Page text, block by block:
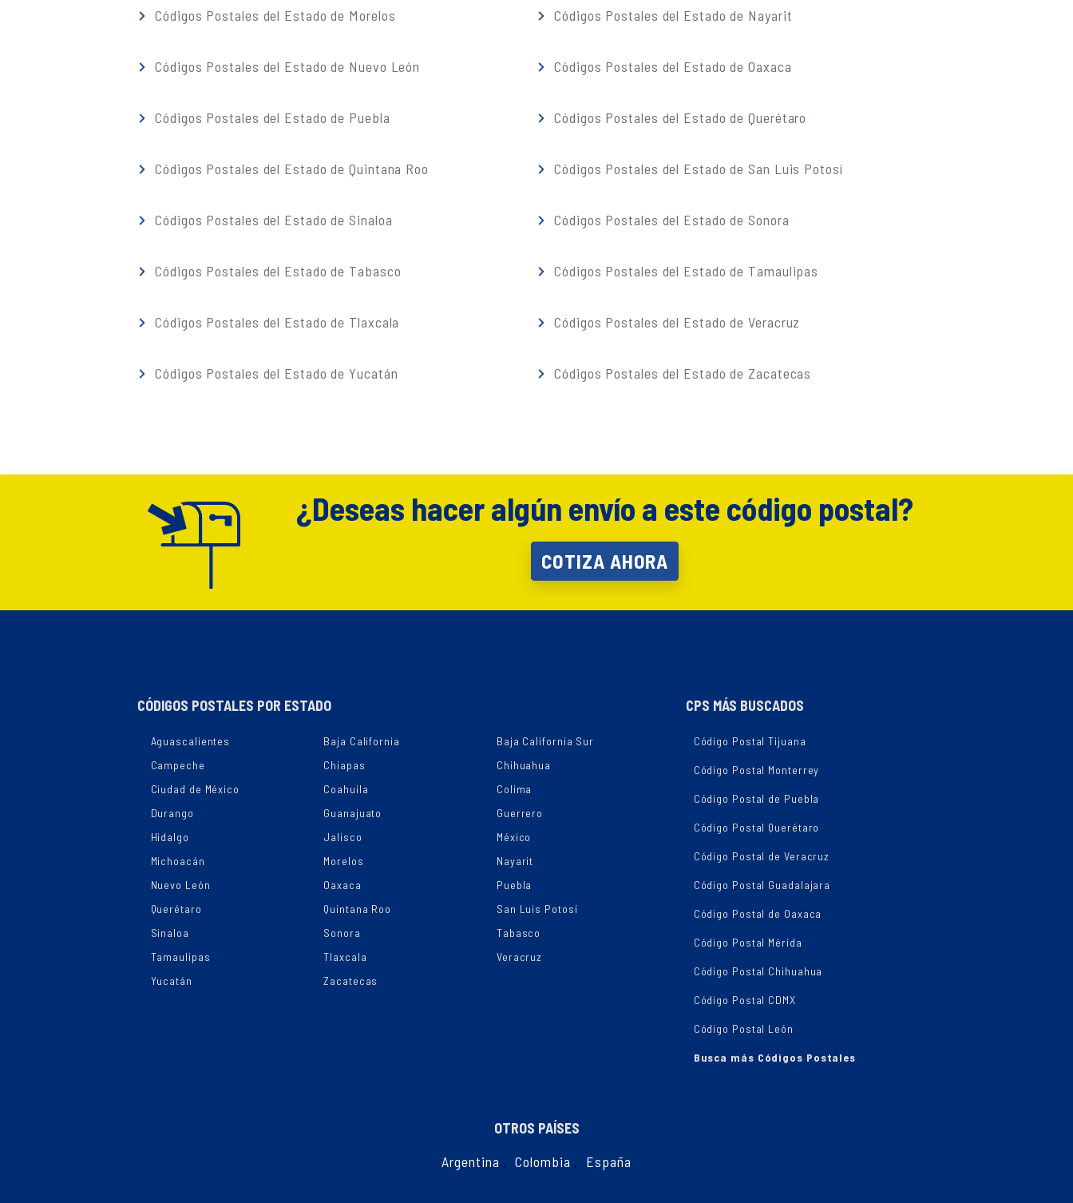
Códigos Postales del Estado de Morelos Códigos Postales del Estado de Nayarit
Códigos Postales del Estado de Nuevo León Códigos Postales del Estado de Oaxaca
Códigos Postales del Estado de Puebla Códigos Postales del Estado de Querétaro
Códigos Postales del Estado de Quintana Roo Códigos Postales del Estado de San Luis Potosí
Códigos Postales del Estado de Sinaloa Códigos Postales del Estado de Sonora
Códigos Postales del Estado de Tabasco Códigos Postales del Estado de Tamaulipas
Códigos Postales del Estado de Tlaxcala Códigos Postales del Estado de Veracruz
Códigos Postales del Estado de Yucatán Códigos Postales del Estado de Zacatecas
¿Deseas hacer algún envío a este código postal?
COTIZA AHORA
CÓDIGOS POSTALES POR ESTADO
Aguascalientes Baja California
Baja California Sur
Campeche
Chiapas
Chihuahua
Ciudad de México
Coahuila
Colima
Durango
Guanajuato
Guerrero
Hidalgo
Jalisco
México
Michoacán
Morelos
Nayarit
Nuevo León
Oaxaca
Puebla
Querétaro
Quintana Roo
San Luis Potosí
Sinaloa
Sonora
Tabasco
Tamaulipas
Tlaxcala
Veracruz
Yucatán
Zacatecas
CPS MÁS BUSCADOS
Código Postal Tijuana
Código Postal Monterrey
Código Postal de Puebla
Código Postal Querétaro
Código Postal de Veracruz
Código Postal Guadalajara
Código Postal de Oaxaca
Código Postal Mérida
Código Postal Chihuahua
Código Postal CDMX
Código Postal León
Busca más Códigos Postales
OTROS PAÍSES
Argentina , Colombia , España